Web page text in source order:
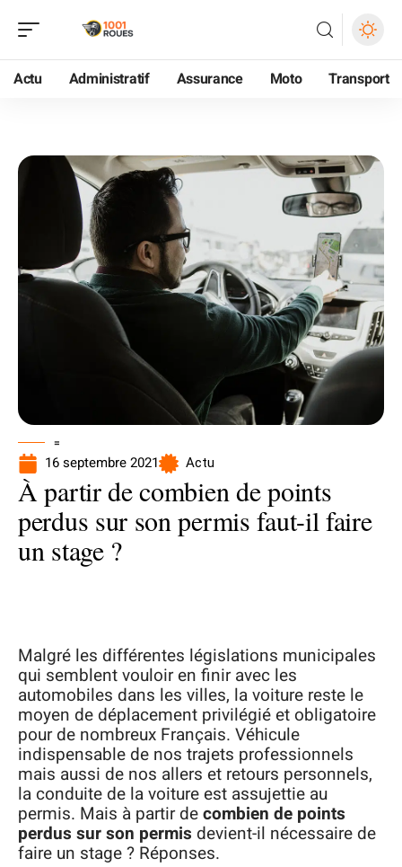
Actu Administratif Assurance Moto Transport
=
16 septembre 2021 Actu
À partir de combien de points
perdus sur son permis faut-il faire
un stage ?
Malgré les différentes législations municipales
qui semblent vouloir en finir avec les
automobiles dans les villes, la voiture reste le
moyen de déplacement privilégié et obligatoire
pour de nombreux Français. Véhicule
indispensable de nos trajets professionnels
mais aussi de nos allers et retours personnels,
la conduite de la voiture est assujettie au
permis. Mais à partir decombien de points
perdus sur son permis devient-il nécessaire de
faire un stage ? Réponses.